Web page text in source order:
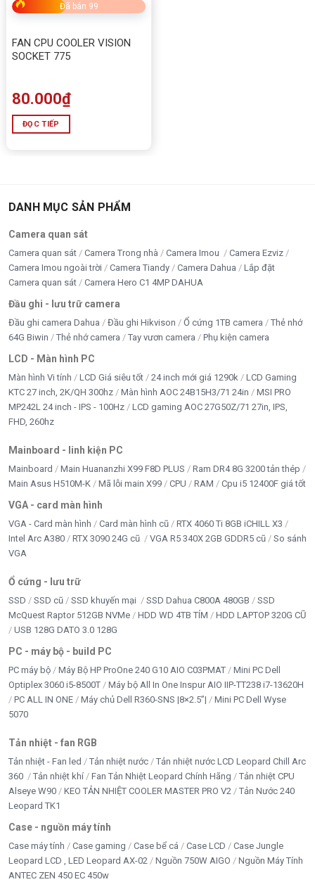
Đã bán 99
FAN CPU COOLER VISION
SOCKET 775
80.000₫
ĐỌC TIẾP
DANH MỤC SẢN PHẨM
Camera quan sát
Camera quan sát Camera Trong nhà Camera Imou
Camera Ezviz
Camera Imou ngoài trời
Camera Tiandy Camera Dahua
Lắp đặt
Camera quan sát
Camera Hero C1 4MP DAHUA
Đầu ghi - lưu trữ camera
Đầu ghi camera Dahua Đầu ghi Hikvison Ổ cứng 1TB camera
Thẻ nhớ
64G Biwin
Thẻ nhớ camera Tay vươn camera Phụ kiện camera
LCD - Màn hình PC
Màn hình Vi tính LCD Giá siêu tốt 24 inch mới giá 1290k
LCD Gaming
KTC 27 inch, 2K/QH 300hz
Màn hình AOC 24B15H3/71 24in
MSI PRO
MP242L 24 inch - IPS - 100Hz
LCD gaming AOC 27G50Z/71 27in, IPS,
FHD, 260hz
Mainboard - linh kiện PC
Mainboard Main Huananzhi X99 F8D PLUS
Ram DR4 8G 3200 tản thép
Main Asus H510M-K
Mã lỗi main X99 CPU RAM Cpu i5 12400F giá tốt
VGA - card màn hình
VGA - Card màn hình Card màn hình cũ
RTX 4060 Ti 8GB iCHILL X3
Intel Arc A380
RTX 3090 24G cũ VGA R5 340X 2GB GDDR5 cũ
So sánh
VGA
Ổ cứng - lưu trữ
SSD SSD cũ SSD khuyến mại SSD Dahua C800A 480GB
SSD
McQuest Raptor 512GB NVMe
HDD WD 4TB TÍM
HDD LAPTOP 320G CŨ
USB 128G DATO 3.0 128G
PC - máy bộ - build PC
PC máy bộ Máy Bộ HP ProOne 240 G10 AIO C03PMAT
Mini PC Dell
Optiplex 3060 i5-8500T
Máy bộ All In One Inspur AIO IIP-TT238 i7-13620H
PC ALL IN ONE
Máy chủ Dell R360-SNS |8×2.5”|
Mini PC Dell Wyse
5070
Tản nhiệt - fan RGB
Tản nhiệt - Fan led Tản nhiệt nước
Tản nhiệt nước LCD Leopard Chill Arc
360
Tản nhiệt khí Fan Tản Nhiệt Leopard Chính Hãng
Tản nhiệt CPU
Alseye W90
KEO TẢN NHIỆT COOLER MASTER PRO V2
Tản Nước 240
Leopard TK1
Case - nguồn máy tính
Case máy tính Case gaming Case bể cá Case LCD
Case Jungle
Leopard LCD , LED Leopard AX-02
Nguồn 750W AIGO
Nguồn Máy Tính
ANTEC ZEN 450 EC 450w